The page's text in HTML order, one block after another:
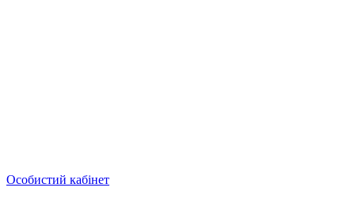
Особистий кабінет